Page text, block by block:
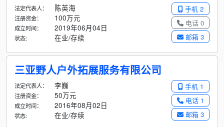
手机 2
电话 0
邮箱 3
法定代表人： 陈英海
注册资金： 100万元
成立时间： 2019年06月04日
状态: 在业/存续
三亚野人户外拓展服务有限公司
手机 1
电话 1
邮箱 3
法定代表人： 李巍
注册资金： 50万元
成立时间： 2016年08月02日
状态: 在业/存续